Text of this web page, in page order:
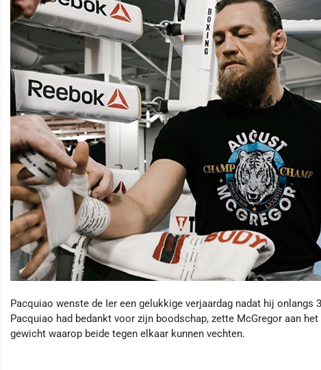
Pacquiao wenste de Ier een gelukkige verjaardag nadat hij onlangs
Pacquiao had bedankt voor zijn boodschap, zette McGregor aan het
gewicht waarop beide tegen elkaar kunnen vechten.